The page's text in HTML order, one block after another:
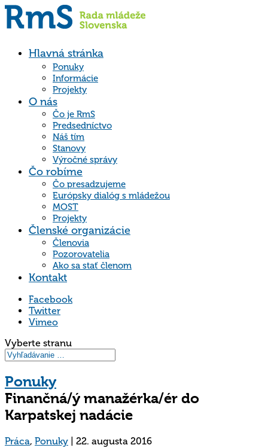
Hlavná stránka
Ponuky
Informácie
Projekty
O nás
Čo je RmS
Predsedníctvo
Náš tím
Stanovy
Výročné správy
Čo robíme
Čo presadzujeme
Európsky dialóg s mládežou
MOST
Projekty
Členské organizácie
Členovia
Pozorovatelia
Ako sa stať členom
Kontakt
Facebook
Twitter
Vimeo
Vyberte stranu
Ponuky
Finančná/ý manažérka/ér do
Karpatskej nadácie
Práca, Ponuky 22. augusta 2016